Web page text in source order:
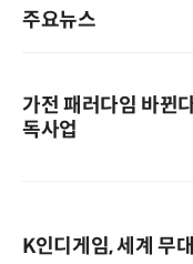
주요뉴스
가전 패러다임 바뀐
독사업
K인디게임, 세계 무